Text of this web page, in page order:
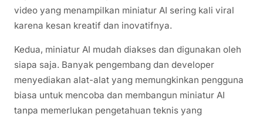
video yang menampilkan miniatur AI sering kali viral
karena kesan kreatif dan inovatifnya.
Kedua, miniatur AI mudah diakses dan digunakan oleh
siapa saja. Banyak pengembang dan developer
menyediakan alat-alat yang memungkinkan pengguna
biasa untuk mencoba dan membangun miniatur AI
tanpa memerlukan pengetahuan teknis yang